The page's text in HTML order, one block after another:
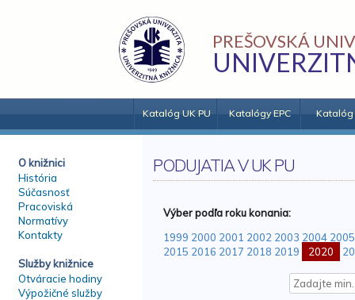
PREŠOVSKÁ
Katalóg UK PU Katalógy EPC Katalóg
O knižnici
História
Súčasnosť
Pracoviská
Normatívy
Kontakty
Služby knižnice
Otváracie hodiny
Výpožičné služby
PODUJATIA V UK PU
Výber podľa roku konania:
1999 2000 2001 2002 2003 2004 2005
2015 2016 2017 2018 2019 2020